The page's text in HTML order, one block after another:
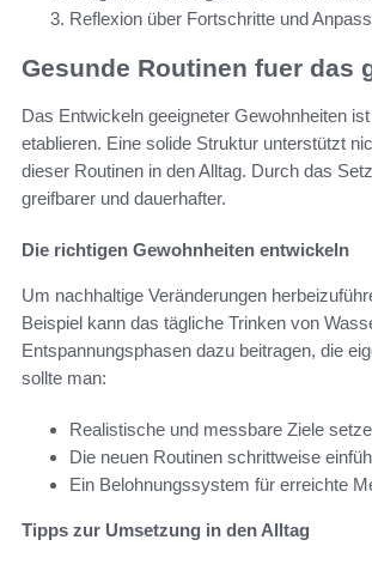
Reflexion über Fortschritte und
Gesunde Routinen fuer das
Das Entwickeln geeigneter Gewohnheiten
etablieren. Eine solide Struktur unterstützt
dieser Routinen in den Alltag. Durch das
greifbarer und dauerhafter.
Die richtigen Gewohnheiten entwickeln
Um nachhaltige Veränderungen
Beispiel kann das tägliche Trinken von
Entspannungsphasen dazu beitragen, die
sollte man:
Realistische und messbare Ziele
Die neuen Routinen schrittweise
Ein Belohnungssystem für erreichte
Tipps zur Umsetzung in den Alltag